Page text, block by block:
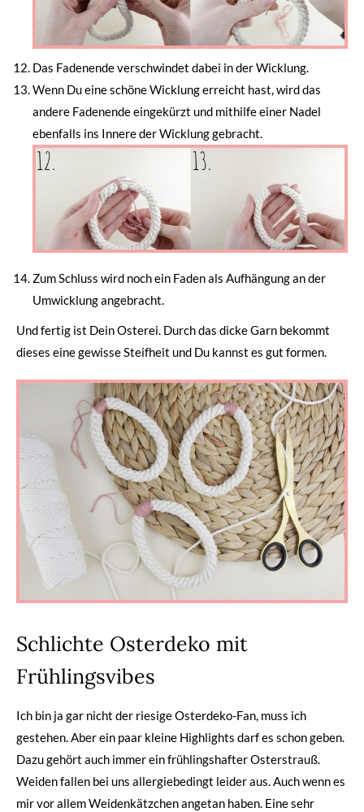
Das Fadenende verschwindet dabei in der Wicklung.
Wenn Du eine schöne Wicklung erreicht hast, wird das
andere Fadenende eingekürzt und mithilfe einer Nadel
ebenfalls ins Innere der Wicklung gebracht.
Zum Schluss wird noch ein Faden als Aufhängung an der
Umwicklung angebracht.
Und fertig ist Dein Osterei. Durch das dicke Garn bekommt
dieses eine gewisse Steifheit und Du kannst es gut formen.
Schlichte Osterdeko mit
Frühlingsvibes
Ich bin ja gar nicht der riesige Osterdeko-Fan, muss ich
gestehen. Aber ein paar kleine Highlights darf es schon geben.
Dazu gehört auch immer ein frühlingshafter Osterstrauß.
Weiden fallen bei uns allergiebedingt leider aus. Auch wenn es
mir vor allem Weidenkätzchen angetan haben. Eine sehr